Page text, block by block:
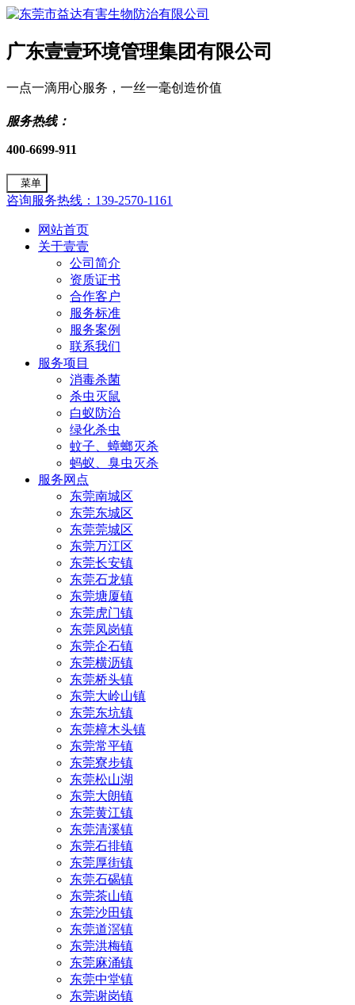
广东壹壹环境管理集团有限公司
一点一滴用心服务，一丝一毫创造价值
服务热线：
400-6699-911
菜单
咨询服务热线：139-2570-1161
网站首页
关于壹壹
公司简介
资质证书
合作客户
服务标准
服务案例
联系我们
服务项目
消毒杀菌
杀虫灭鼠
白蚁防治
绿化杀虫
蚊子、蟑螂灭杀
蚂蚁、臭虫灭杀
服务网点
东莞南城区
东莞东城区
东莞莞城区
东莞万江区
东莞长安镇
东莞石龙镇
东莞塘厦镇
东莞虎门镇
东莞凤岗镇
东莞企石镇
东莞横沥镇
东莞桥头镇
东莞大岭山镇
东莞东坑镇
东莞樟木头镇
东莞常平镇
东莞寮步镇
东莞松山湖
东莞大朗镇
东莞黄江镇
东莞清溪镇
东莞石排镇
东莞厚街镇
东莞石碣镇
东莞茶山镇
东莞沙田镇
东莞道滘镇
东莞洪梅镇
东莞麻涌镇
东莞中堂镇
东莞谢岗镇